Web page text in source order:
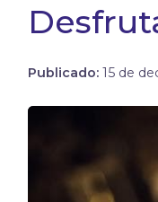
Publicado: 15 de